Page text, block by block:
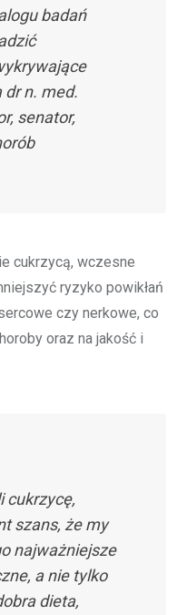
badań
dr n. med.
senator,
cukrzycą, wczesne
ryzyko powikłań
czy nerkowe, co
oraz na jakość i
cukrzycę,
szans, że my
najważniejsze
a nie tylko
dieta,